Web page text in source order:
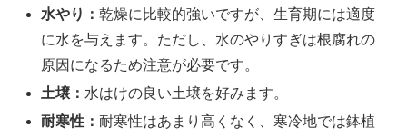
水やり：乾燥に比較的強いですが、生育期には適度
に水を与えます。ただし、水のやりすぎは根腐れの
原因になるため注意が必要です。
土壌： 水はけの良い土壌を好みます。
耐寒性：耐寒性はあまり高くなく、寒冷地では鉢植